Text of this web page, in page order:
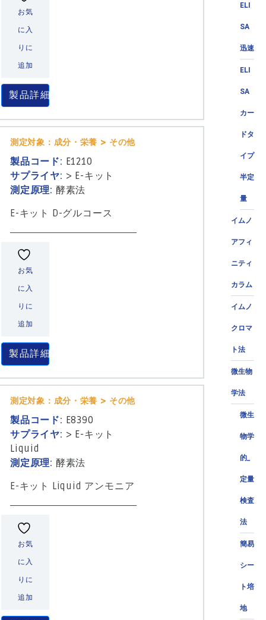
ELI
SA
迅速
ELI
SA
カー
ドタ
イプ
半定
量
イムノ
アフィ
ニティ
カラム
イムノ
クロマ
ト法
微生物
学法
微生
物学
的_
定量
検査
法
簡易
シー
ト培
地
お気
に入
りに
追加
製品詳細
測定対象：成分・栄養 > その他
製品コード: E1210
サプライヤ: > E-キット
測定原理: 酵素法
E-キット D-グルコース
お気
に入
りに
追加
製品詳細
測定対象：成分・栄養 > その他
製品コード: E8390
サプライヤ: > E-キット
Liquid
測定原理: 酵素法
E-キット Liquid アンモニア
お気
に入
りに
追加